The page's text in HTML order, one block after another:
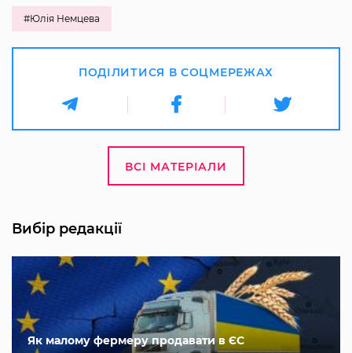
#Юлія Немцева
ПОДІЛИТИСЯ В СОЦМЕРЕЖАХ
ВСІ МАТЕРІАЛИ
Вибір редакції
Як малому фермеру продавати в ЄС